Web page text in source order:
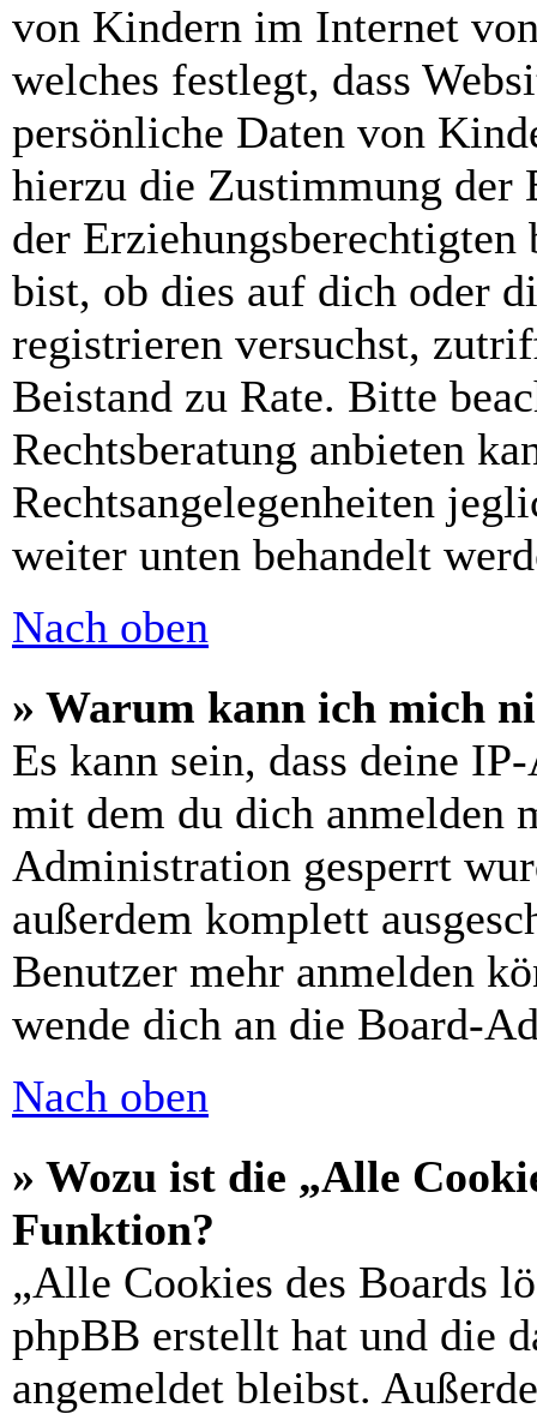
von Kindern im Internet
welches festlegt, dass
persönliche Daten von
hierzu die Zustimmung der
der
bist, ob dies auf dich oder
registrieren versuchst,
Beistand zu Rate. Bitte
Rechtsberatung anbieten
Rechtsangelegenheiten
weiter unten behandelt
Nach oben
» Warum kann ich mich
Es kann sein, dass deine
mit dem du dich anmelden
Administration gesperrt
außerdem komplett
Benutzer mehr anmelden
wende dich an die Board-
Nach oben
» Wozu ist die „Alle
Funktion?
„Alle Cookies des Boards
phpBB erstellt hat und die
angemeldet bleibst.